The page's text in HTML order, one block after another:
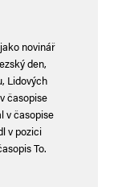
novinář
den,
Lidových
časopise
v časopise
v pozici
To.